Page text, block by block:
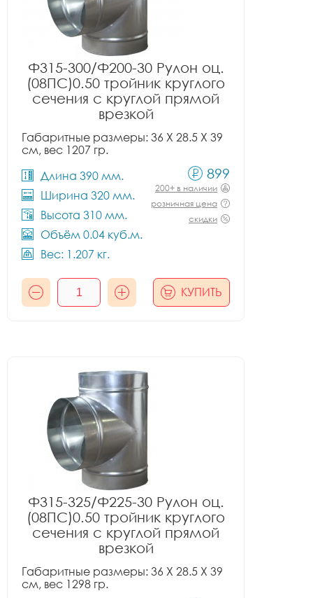
Ф315-300/Ф200-30 Рулон оц.
(08ПС)0.50 тройник круглого
сечения с круглой прямой
врезкой
Габаритные размеры: 36 X 28.5 X 39
см, вес 1207 гр.
Длина 390 мм.
Ширина 320 мм.
Высота 310 мм.
Объём 0.04 куб.м.
Вес: 1.207 кг.
899
200+ в наличии
розничная цена
скидки
КУПИТЬ
Ф315-325/Ф225-30 Рулон оц.
(08ПС)0.50 тройник круглого
сечения с круглой прямой
врезкой
Габаритные размеры: 36 X 28.5 X 39
см, вес 1298 гр.